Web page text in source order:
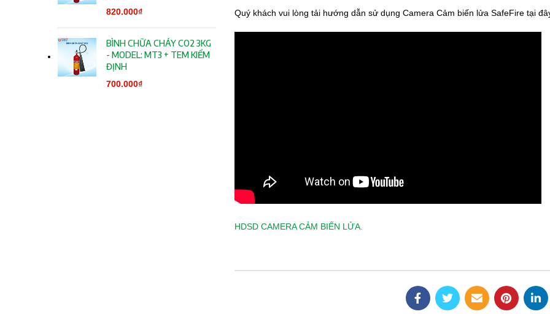
Quý khách vui lòng tải hướng dẫn sử dụng Camera Cảm biến lửa SafeFire tại
HDSD CAMERA CẢM BIẾN LỬA.
820.000₫
BÌNH CHỮA CHÁY CO2 3KG
- MODEL: MT3 + TEM KIỂM
ĐỊNH
700.000₫